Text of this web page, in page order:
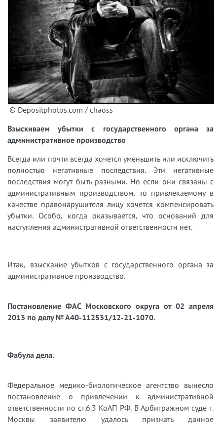
© Depositphotos.com / chaoss
Взыскиваем убытки с государственного органа за
административное производство
Всегда или почти всегда хочется уменьшить или исключить
полностью негативные последствия. Эти негативные
последствия могут быть разными. Но если они связаны с
административным производством, то привлекаемому в
качестве правонарушителя лицу хочется компенсировать
убытки. Особо, когда оказывается, что оснований для
наступления административной ответственности нет.
Итак, взыскание убытков с государственного органа за
административное производство.
Постановление ФАС Московского округа от 02 апреля
2013 по делу № А40-112531/12-21-1070.
Фабула дела.
Федеральное медико-биологическое агентство вынесло
постановление о привлечении к административной
ответственности по ст.6.3 КоАП РФ. В Арбитражном суде г.
Москвы заявителю удалось признать данное